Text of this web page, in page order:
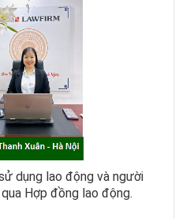
dụng lao động và người
Hợp đồng lao động.